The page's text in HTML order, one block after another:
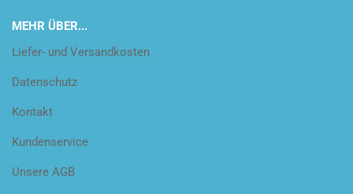
MEHR ÜBER...
Liefer- und Versandkosten
Datenschutz
Kontakt
Kundenservice
Unsere AGB